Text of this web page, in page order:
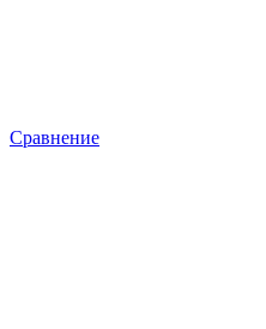
Сравнение